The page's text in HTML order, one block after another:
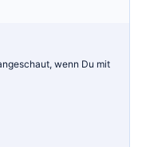
wenn Du mit